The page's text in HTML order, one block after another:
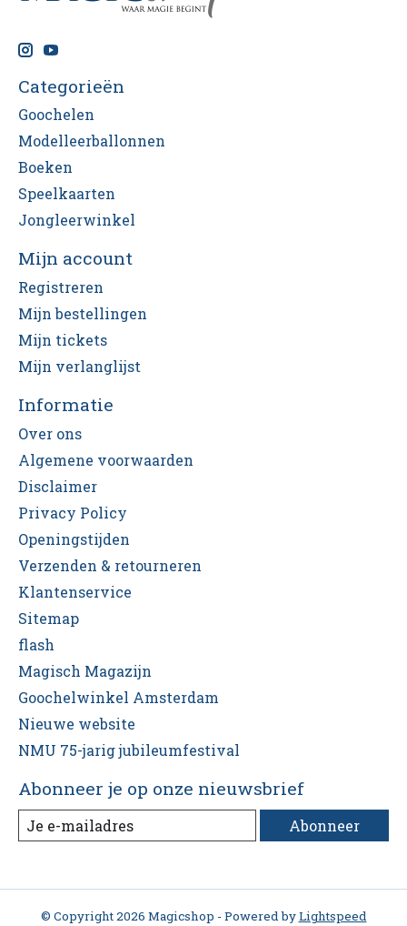
Categorieën
Goochelen
Modelleerballonnen
Boeken
Speelkaarten
Jongleerwinkel
Mijn account
Registreren
Mijn bestellingen
Mijn tickets
Mijn verlanglijst
Informatie
Over ons
Algemene voorwaarden
Disclaimer
Privacy Policy
Openingstijden
Verzenden & retourneren
Klantenservice
Sitemap
flash
Magisch Magazijn
Goochelwinkel Amsterdam
Nieuwe website
NMU 75-jarig jubileumfestival
Abonneer je op onze nieuwsbrief
Abonneer
© Copyright 2026 Magicshop - Powered byLightspeed